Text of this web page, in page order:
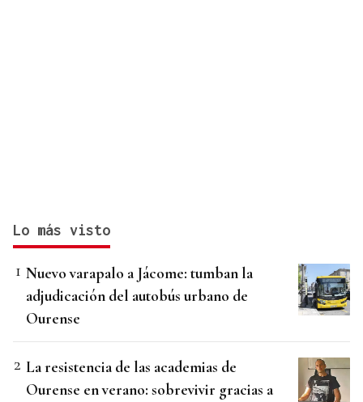
Lo más visto
Nuevo varapalo a Jácome: tumban la
adjudicación del autobús urbano de
Ourense
La resistencia de las academias de
Ourense en verano: sobrevivir gracias a